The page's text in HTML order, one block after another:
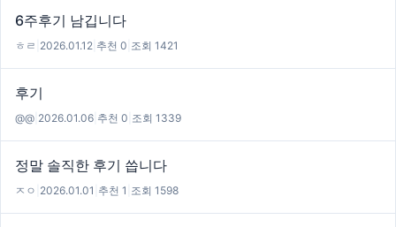
6주후기 남깁니다
ㅎㄹ 2026.01.12 추천 0 조회 1421
후기
@@ 2026.01.06 추천 0 조회 1339
정말 솔직한 후기 씁니다
ㅈㅇ 2026.01.01 추천 1 조회 1598